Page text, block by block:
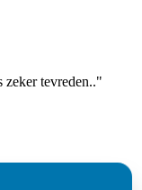
zeker tevreden.."